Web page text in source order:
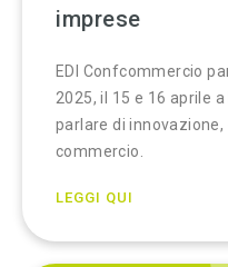
imprese
EDI Confcommercio
2025, il 15 e 16 aprile
parlare di
commercio.
LEGGI QUI